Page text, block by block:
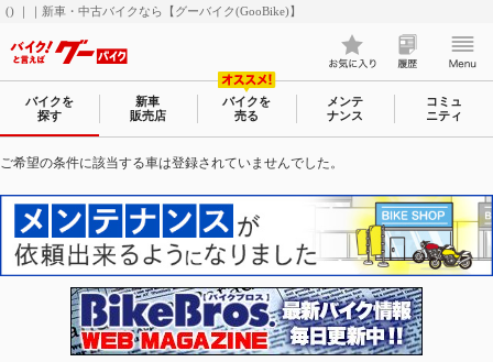
() ｜｜新車・中古バイクなら【グーバイク(GooBike)】
バイクを
探す
新車
販売店
バイクを
売る
メンテ
ナンス
コミュ
ニティ
ご希望の条件に該当する車は登録されていませんでした。